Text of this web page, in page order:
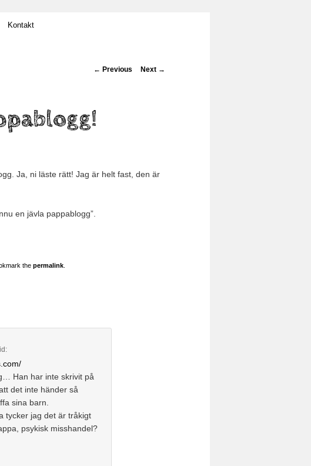
Kontakt
Post navigation
← Previous Next →
Ja, ni läste rätt! Jag är helt fast, den är
en jävla pappablogg”.
the permalink
Han har inte skrivit på
det inte händer så
sina barn.
tycker jag det är tråkigt
psykisk misshandel?